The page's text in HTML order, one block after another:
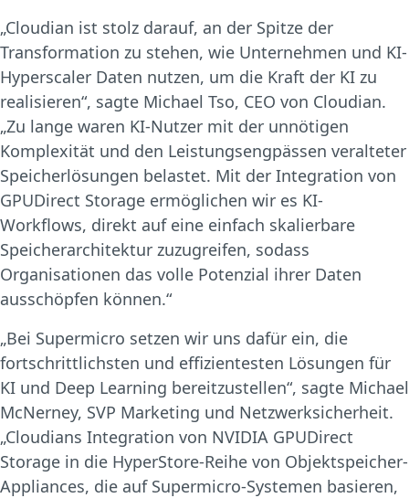
„Cloudian ist stolz darauf, an der Spitze der
Transformation zu stehen, wie Unternehmen und KI-
Hyperscaler Daten nutzen, um die Kraft der KI zu
realisieren“, sagte Michael Tso, CEO von Cloudian.
„Zu lange waren KI-Nutzer mit der unnötigen
Komplexität und den Leistungsengpässen veralteter
Speicherlösungen belastet. Mit der Integration von
GPUDirect Storage ermöglichen wir es KI-
Workflows, direkt auf eine einfach skalierbare
Speicherarchitektur zuzugreifen, sodass
Organisationen das volle Potenzial ihrer Daten
ausschöpfen können.“
„Bei Supermicro setzen wir uns dafür ein, die
fortschrittlichsten und effizientesten Lösungen für
KI und Deep Learning bereitzustellen“, sagte Michael
McNerney, SVP Marketing und Netzwerksicherheit.
„Cloudians Integration von NVIDIA GPUDirect
Storage in die HyperStore-Reihe von Objektspeicher-
Appliances, die auf Supermicro-Systemen basieren,